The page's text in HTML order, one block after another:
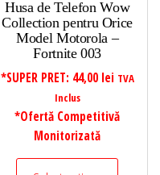
Husa de Telefon Wow
Collection pentru Orice
Model Motorola –
Fortnite 003
*SUPER PRET: 44,00 lei TVA
Inclus
*Ofertă Competitivă
Monitorizată